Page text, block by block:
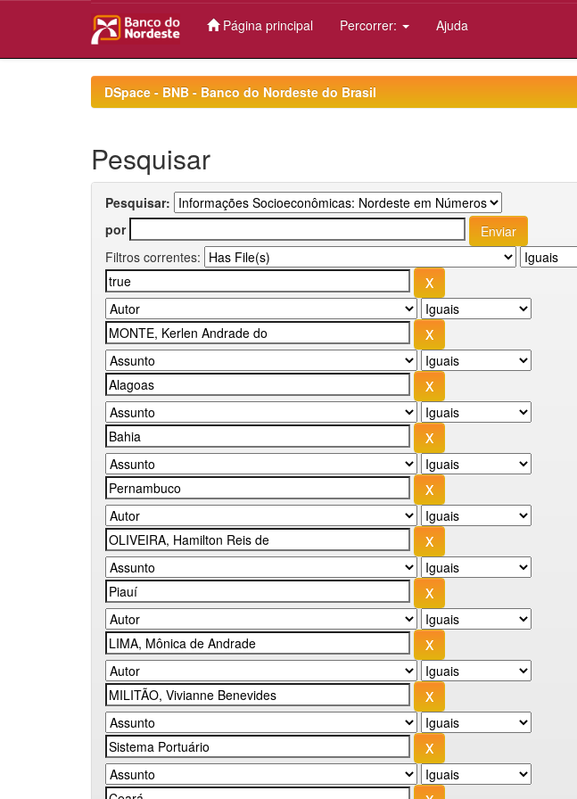
Página principal Percorrer: Ajuda
DSpace - BNB - Banco do Nordeste do Brasil
Pesquisar
Pesquisar:
por
Filtros correntes: